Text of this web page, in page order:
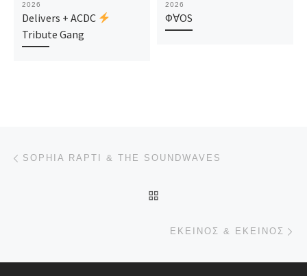
2026
Delivers + ACDC
Tribute Gang
2026
ΦⱯΟS
Πλοήγηση δημοσιεύσεων
SOPHIA RAPTI & THE SOUNDWAVES
ΕΚΕΊΝΟΣ & ΕΚΕΊΝΟΣ